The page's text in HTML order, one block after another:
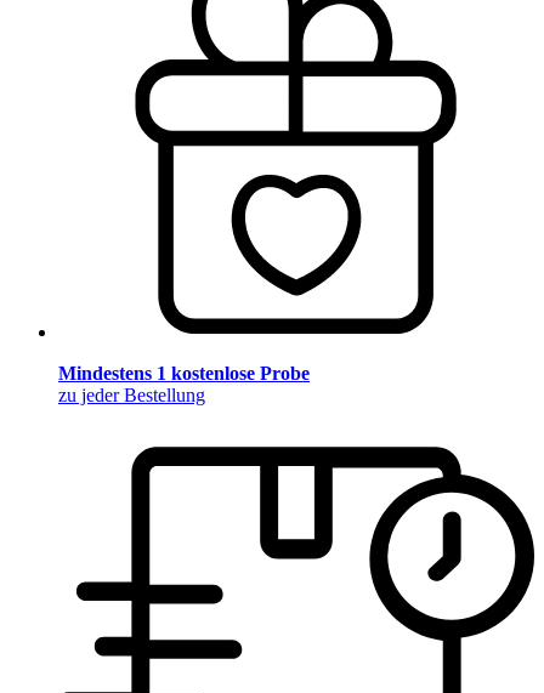
Mindestens 1 kostenlose Probe
zu jeder Bestellung